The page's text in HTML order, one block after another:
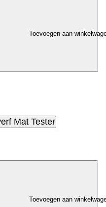
Toevoegen aan
Mat Tester
Toevoegen aan